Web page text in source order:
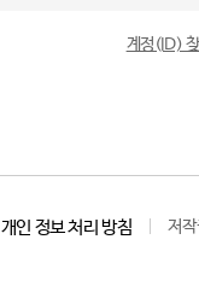
계정(ID)
개인 정보 처리 방침 저